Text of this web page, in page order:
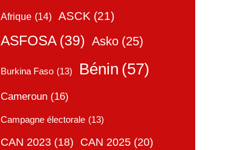
Afrique (14) ASCK (21)
ASFOSA (39) Asko (25)
Burkina Faso (13) Bénin (57)
Cameroun (16)
Campagne électorale (13)
CAN 2023 (18) CAN 2025 (20)